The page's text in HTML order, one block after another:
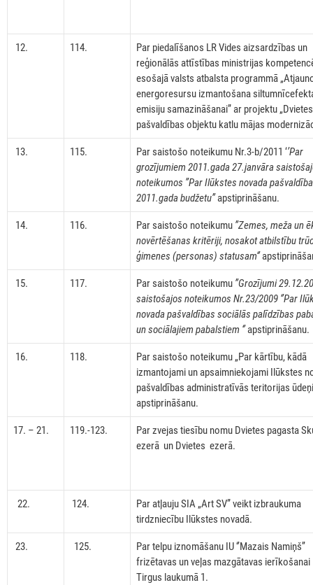
12. 114.
Par piedalīšanos LR Vides aizsardzības un
reģionālās attīstības ministrijas
esošajā valsts atbalsta programmā
energoresursu izmantošana
emisiju samazināšanai” ar projektu
pašvaldības objektu katlu mājas
13. 115. Par saistošo noteikumu Nr.3-b/2011 ‘’Par
grozījumiem 2011.gada 27.janvāra
noteikumos ’’Par Ilūkstes novada
2011.gada budžetu’’apstiprināšanu.
14. 116. Par saistošo noteikumu ’’Zemes, meža un
novērtēšanas kritēriji, nosakot atbilstību
ģimenes (personas) statusam‘’
15. 117. Par saistošo noteikumu ’’Grozījumi
saistošajos noteikumos Nr.23/2009 ‘’Par
novada pašvaldības sociālās palīdzības
un sociālajiem pabalstiem ‘’apstiprināšanu.
16. 118.
Par saistošo noteikumu „Par kārtību, kādā
izmantojami un apsaimniekojami Ilūkstes
pašvaldības administratīvās teritorijas
apstiprināšanu.
17. – 21. 119.-123.
Par zvejas tiesību nomu Dvietes pagasta
ezerā un Dvietes ezerā.
22. 124.
Par atļauju SIA „Art SV” veikt izbraukuma
tirdzniecību Ilūkstes novadā.
23. 125.
Par telpu iznomāšanu IU ‘’Mazais Namiņš’’
frizētavas un veļas mazgātavas ierīkošanai
Tirgus laukumā 1.